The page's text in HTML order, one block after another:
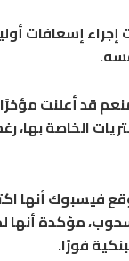
إسعافات
قد أعلنت
الخاصة بها،
فيسبوك أنها
مؤكدة أنها
فورًا.